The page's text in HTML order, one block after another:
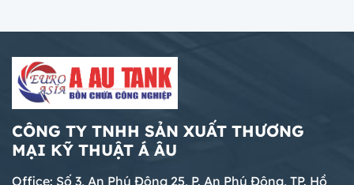
CÔNG TY TNHH SẢN XUẤT THƯƠNG
MẠI KỸ THUẬT Á ÂU
Office: Số 3, An Phú Đông 25, P. An Phú Đông, TP. Hồ